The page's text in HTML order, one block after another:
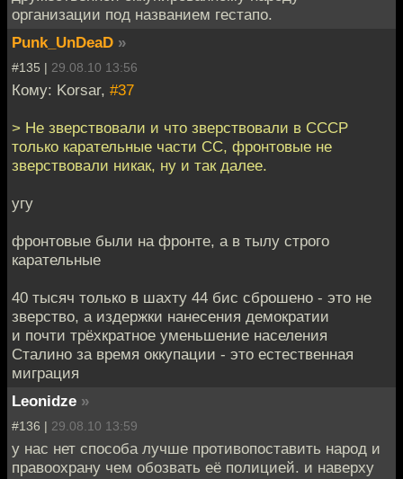
организации под названием гестапо.
Punk_UnDeaD »
#135 | 29.08.10 13:56
Кому: Korsar, #37
> Не зверствовали и что зверствовали в СССР
только карательные части СС, фронтовые не
зверствовали никак, ну и так далее.
угу
фронтовые были на фронте, а в тылу строго
карательные
40 тысяч только в шахту 44 бис сброшено - это не
зверство, а издержки нанесения демократии
и почти трёхкратное уменьшение населения
Сталино за время оккупации - это естественная
миграция
Leonidze »
#136 | 29.08.10 13:59
у нас нет способа лучше противопоставить народ и
правоохрану чем обозвать её полицией. и наверху